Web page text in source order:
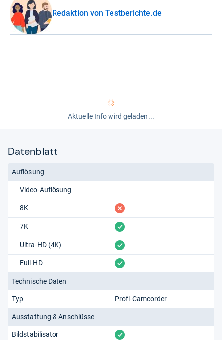
Redaktion von Testberichte.de
Aktuelle Info wird geladen...
Datenblatt
Auflösung
Video-Auflösung
8K fehlt
7K vorhanden
Ultra-HD (4K) vorhanden
Full-HD vorhanden
Technische Daten
Typ Profi-Camcorder
Ausstattung & Anschlüsse
Bildstabilisator vorhanden